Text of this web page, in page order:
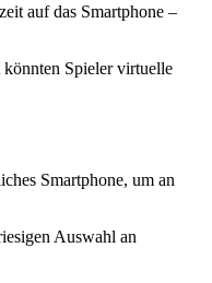
auf das Smartphone –
Spieler virtuelle
Smartphone, um an
Auswahl an